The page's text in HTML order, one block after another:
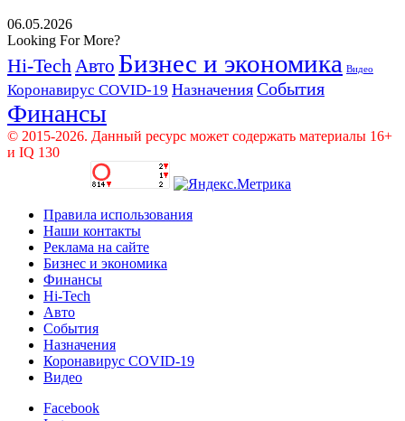
06.05.2026
Looking For More?
Hi-Tech Авто Бизнес и экономика Видео
Коронавирус COVID-19 Назначения События
Финансы
© 2015-2026. Данный ресурс может содержать материалы 16+
и IQ 130
Правила использования
Наши контакты
Реклама на сайте
Бизнес и экономика
Финансы
Hi-Tech
Авто
События
Назначения
Коронавирус COVID-19
Видео
Facebook